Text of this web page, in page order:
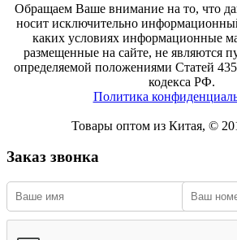
Обращаем Ваше внимание на то, что
носит исключительно
каких условиях информационные
размещенные на сайте, не являются
определяемой положениями Статей
кодекса РФ.
Политика
Товары оптом из Китая, ©
Заказ звонка